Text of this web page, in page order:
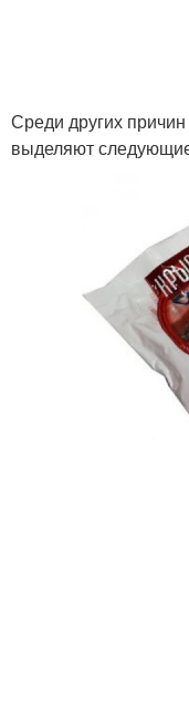
Среди других
выделяют